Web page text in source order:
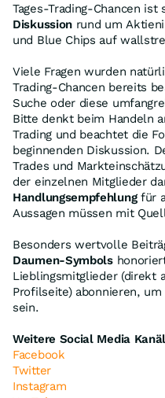
Tages-Trading-Chancen ist
Diskussion rund um
und Blue Chips auf
Viele Fragen wurden
Trading-Chancen bereits
Suche oder diese
Bitte denkt beim Handeln
Trading und beachtet die
beginnenden Diskussion.
Trades und
der einzelnen Mitglieder
Handlungsempfehlungfür
Aussagen müssen mit
Besonders wertvolle
Daumen-Symbols
Lieblingsmitglieder (direkt
Profilseite) abonnieren,
sein.
Weitere Social Media
Facebook
Twitter
Instagram